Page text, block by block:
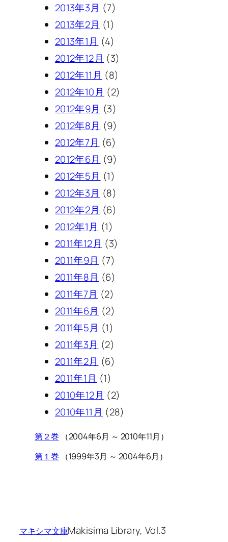
2013年3月 (7)
2013年2月 (1)
2013年1月 (4)
2012年12月 (3)
2012年11月 (8)
2012年10月 (2)
2012年9月 (3)
2012年8月 (9)
2012年7月 (6)
2012年6月 (9)
2012年5月 (1)
2012年3月 (8)
2012年2月 (6)
2012年1月 (1)
2011年12月 (3)
2011年9月 (7)
2011年8月 (6)
2011年7月 (2)
2011年6月 (2)
2011年5月 (1)
2011年3月 (2)
2011年2月 (6)
2011年1月 (1)
2010年12月 (2)
2010年11月 (28)
第２巻 （2004年6月 ～ 2010年11月）
第１巻 （1999年3月 ～ 2004年6月）
マキシマ文庫Makisima Library, Vol.3